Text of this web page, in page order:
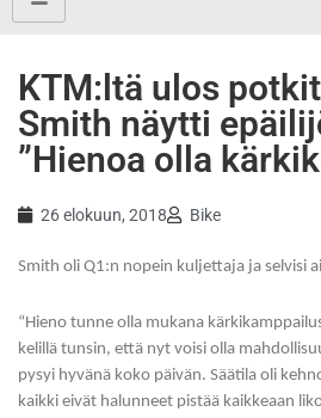
KTM:ltä ulos
Smith näytti
”Hienoa olla
26 elokuun, 2018 Bike
Smith oli Q1:n nopein kuljettaja ja selvisi
“Hieno tunne olla mukana
kelillä tunsin, että nyt voisi olla
pysyi hyvänä koko päivän. Säätila oli
kaikki eivät halunneet pistää kaikkeaan